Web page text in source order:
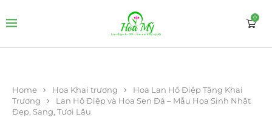
0
Home Hoa Khai trương
Hoa Lan Hồ Điệp Tặng Khai
Trương
Lan Hồ Điệp và Hoa Sen Đá – Mẫu Hoa Sinh Nhật
Đẹp, Sang, Tươi Lâu